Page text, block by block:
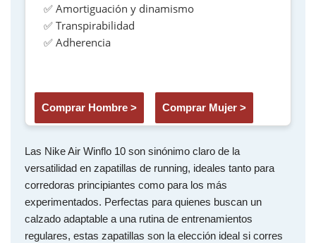
✅ Amortiguación y dinamismo
✅ Transpirabilidad
✅ Adherencia
Comprar Hombre > Comprar Mujer >
Las Nike Air Winflo 10 son sinónimo claro de la
versatilidad en zapatillas de running, ideales tanto para
corredoras principiantes como para los más
experimentados. Perfectas para quienes buscan un
calzado adaptable a una rutina de entrenamientos
regulares, estas zapatillas son la elección ideal si corres